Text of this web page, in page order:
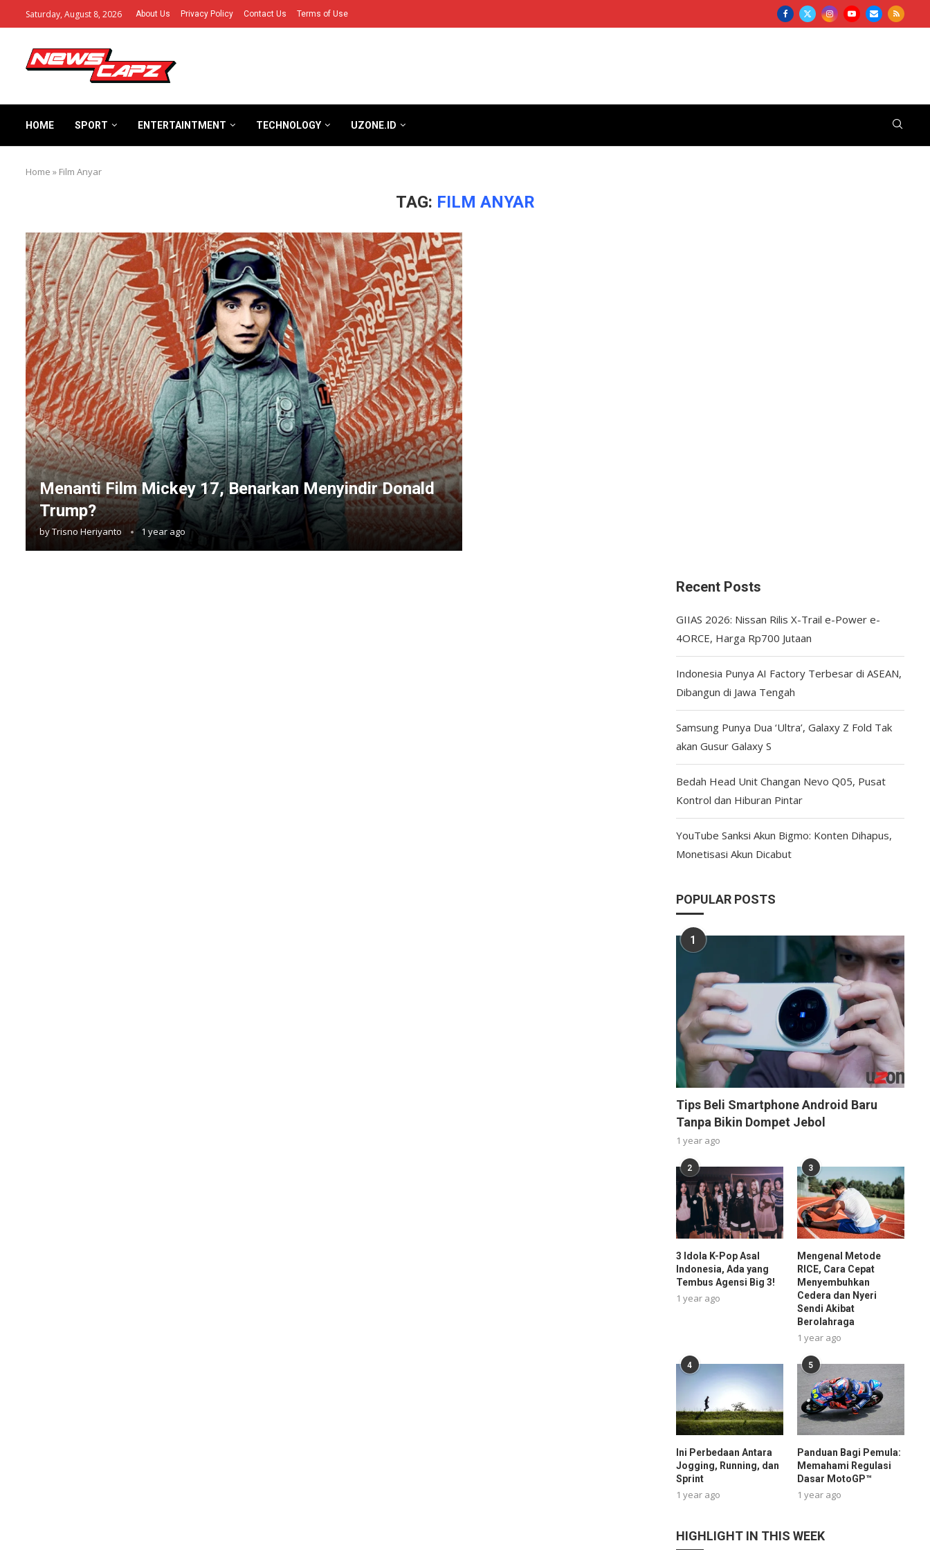
Saturday, August 8, 2026 About Us Privacy Policy Contact Us Terms of Use
HOME SPORT ENTERTAINTMENT TECHNOLOGY UZONE.ID
Home » Film Anyar
TAG: FILM ANYAR
Menanti Film Mickey 17, Benarkan Menyindir Donald
Trump?
byTrisno Heriyanto 1 year ago
Recent Posts
GIIAS 2026: Nissan Rilis X-Trail e-Power e-
4ORCE, Harga Rp700 Jutaan
Indonesia Punya AI Factory Terbesar di ASEAN,
Dibangun di Jawa Tengah
Samsung Punya Dua ‘Ultra’, Galaxy Z Fold Tak
akan Gusur Galaxy S
Bedah Head Unit Changan Nevo Q05, Pusat
Kontrol dan Hiburan Pintar
YouTube Sanksi Akun Bigmo: Konten Dihapus,
Monetisasi Akun Dicabut
POPULAR POSTS
1
Tips Beli Smartphone Android Baru
Tanpa Bikin Dompet Jebol
1 year ago
2
3 Idola K-Pop Asal
Indonesia, Ada yang
Tembus Agensi Big 3!
1 year ago
3
Mengenal Metode
RICE, Cara Cepat
Menyembuhkan
Cedera dan Nyeri
Sendi Akibat
Berolahraga
1 year ago
4
Ini Perbedaan Antara
Jogging, Running, dan
Sprint
1 year ago
5
Panduan Bagi Pemula:
Memahami Regulasi
Dasar MotoGP™
1 year ago
HIGHLIGHT IN THIS WEEK